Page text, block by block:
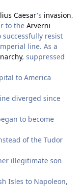
Caesar's invasion.
to the Arverni
successfully resist
line. As a
, suppressed
to America
diverged since
to become
of the Tudor
illegitimate son
Isles to Napoleon,